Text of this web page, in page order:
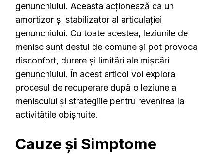
genunchiului. Aceasta acționează ca un
amortizor și stabilizator al articulației
genunchiului. Cu toate acestea, leziunile de
menisc sunt destul de comune și pot provoca
disconfort, durere și limitări ale mișcării
genunchiului. În acest articol voi explora
procesul de recuperare după o leziune a
meniscului și strategiile pentru revenirea la
activitățile obișnuite.
Cauze și Simptome